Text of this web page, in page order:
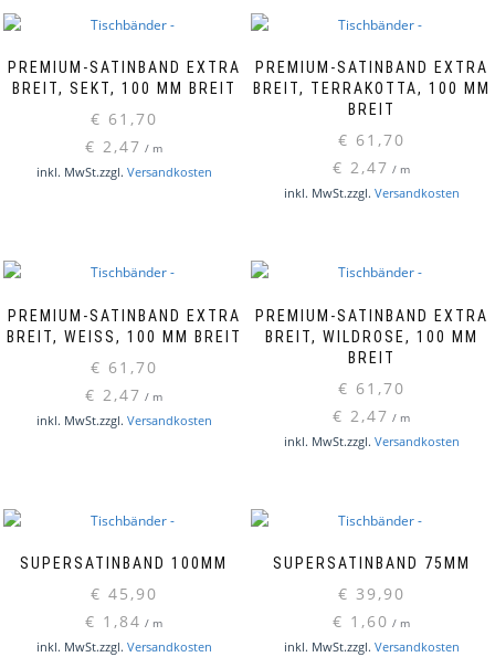
PREMIUM-SATINBAND EXTRA
BREIT, SEKT, 100 MM BREIT
€ 61,70
€ 2,47 / m
inkl. MwSt.zzgl. Versandkosten
PREMIUM-SATINBAND EXTRA
BREIT, TERRAKOTTA, 100 MM
BREIT
€ 61,70
€ 2,47 / m
inkl. MwSt.zzgl. Versandkosten
PREMIUM-SATINBAND EXTRA
BREIT, WEISS, 100 MM BREIT
€ 61,70
€ 2,47 / m
inkl. MwSt.zzgl. Versandkosten
PREMIUM-SATINBAND EXTRA
BREIT, WILDROSE, 100 MM
BREIT
€ 61,70
€ 2,47 / m
inkl. MwSt.zzgl. Versandkosten
SUPERSATINBAND 100MM
€ 45,90
€ 1,84 / m
inkl. MwSt.zzgl. VersandkostenDieses
SUPERSATINBAND 75MM
€ 39,90
€ 1,60 / m
inkl. MwSt.zzgl. Versandkosten